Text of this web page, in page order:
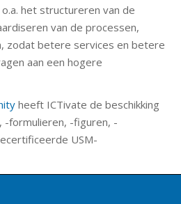
het structureren van de
van de processen,
zodat betere services en betere
aan een hogere
heeft ICTivate de beschikking
-formulieren, -figuren, -
USM-